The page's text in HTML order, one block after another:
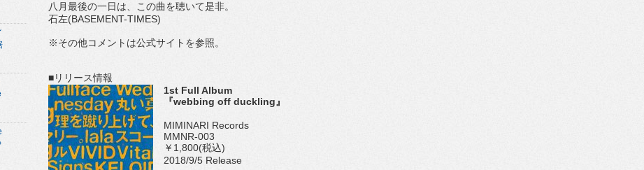
八月最後の一日は、この曲を聴いて是非。
石左(BASEMENT-TIMES)
※その他コメントは公式サイトを参照。
■リリース情報
1st Full Album
『webbing off duckling』
MIMINARI Records
MMNR-003
￥1,800(税込)
2018/9/5 Release